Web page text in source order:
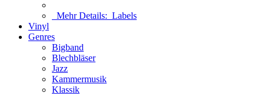
Mehr Details: Labels
Vinyl
Genres
Bigband
Blechbläser
Jazz
Kammermusik
Klassik